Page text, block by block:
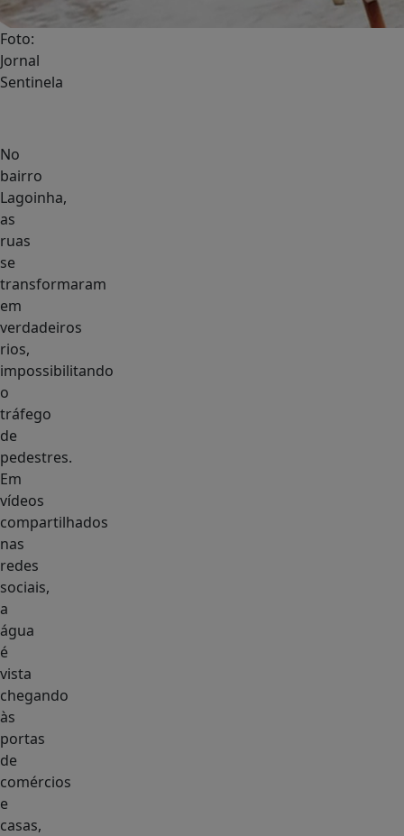
Foto:
Jornal
Sentinela
No
bairro
Lagoinha,
as
ruas
se
transformaram
em
verdadeiros
rios,
impossibilitando
o
tráfego
de
pedestres.
Em
vídeos
compartilhados
nas
redes
sociais,
a
água
é
vista
chegando
às
portas
de
comércios
e
casas,